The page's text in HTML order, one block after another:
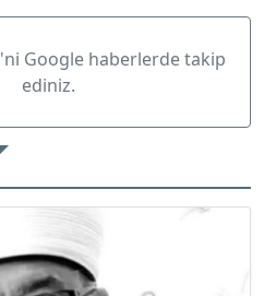
'ni Google haberlerde takip
ediniz.